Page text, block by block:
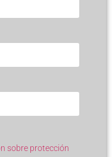
sobre protección